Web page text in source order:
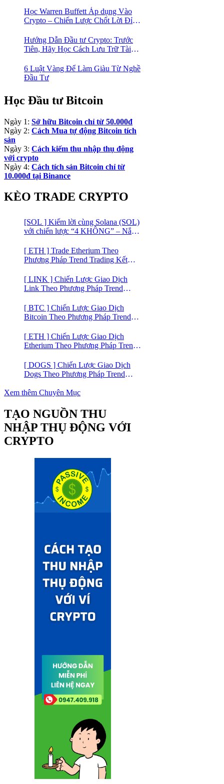
Học Warren Buffett Áp dụng Vào
Crypto – Chiến Lược Chốt Lời Đỉnh
Hướng Dẫn Đầu tư Crypto: Trước
Tiên, Hãy Học Cách Lưu Trữ Tài
6 Luật Vàng Để Làm Giàu Từ Nghề
Đầu Tư
Học Đầu tư Bitcoin
Ngày 1: Sở hữu Bitcoin chỉ từ 50.000đ
Ngày 2: Cách Mua tự động Bitcoin tích
sản
Ngày 3: Cách kiếm thu nhập thụ động
với crypto
Ngày 4: Cách tích sản Bitcoin chỉ từ
10.000đ tại Binance
KÈO TRADE CRYPTO
[SOL ] Kiếm lời cùng Solana (SOL)
với chiến lược “4 KHÔNG” – Nắm
lý
[ ETH ] Trade Etherium Theo
Phương Pháp Trend Trading Kết
[ LINK ] Chiến Lược Giao Dịch
Link Theo Phương Pháp Trend
[ BTC ] Chiến Lược Giao Dịch
Bitcoin Theo Phương Pháp Trend
[ ETH ] Chiến Lược Giao Dịch
Etherium Theo Phương Pháp Trend
[ DOGS ] Chiến Lược Giao Dịch
Dogs Theo Phương Pháp Trend
Yết trên Binance
Xem thêm Chuyên Mục
TẠO NGUỒN THU
NHẬP THỤ ĐỘNG VỚI
CRYPTO